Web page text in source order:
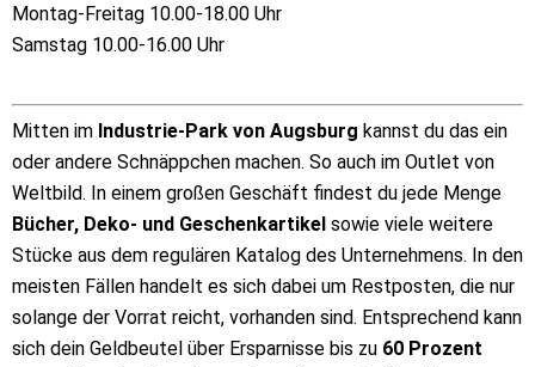
Montag-Freitag 10.00-18.00 Uhr
Samstag 10.00-16.00 Uhr
Mitten im Industrie-Park von Augsburg kannst du das ein
oder andere Schnäppchen machen. So auch im Outlet von
Weltbild. In einem großen Geschäft findest du jede Menge
Bücher, Deko- und Geschenkartikel sowie viele weitere
Stücke aus dem regulären Katalog des Unternehmens. In den
meisten Fällen handelt es sich dabei um Restposten, die nur
solange der Vorrat reicht, vorhanden sind. Entsprechend kann
sich dein Geldbeutel über Ersparnisse bis zu 60 Prozent